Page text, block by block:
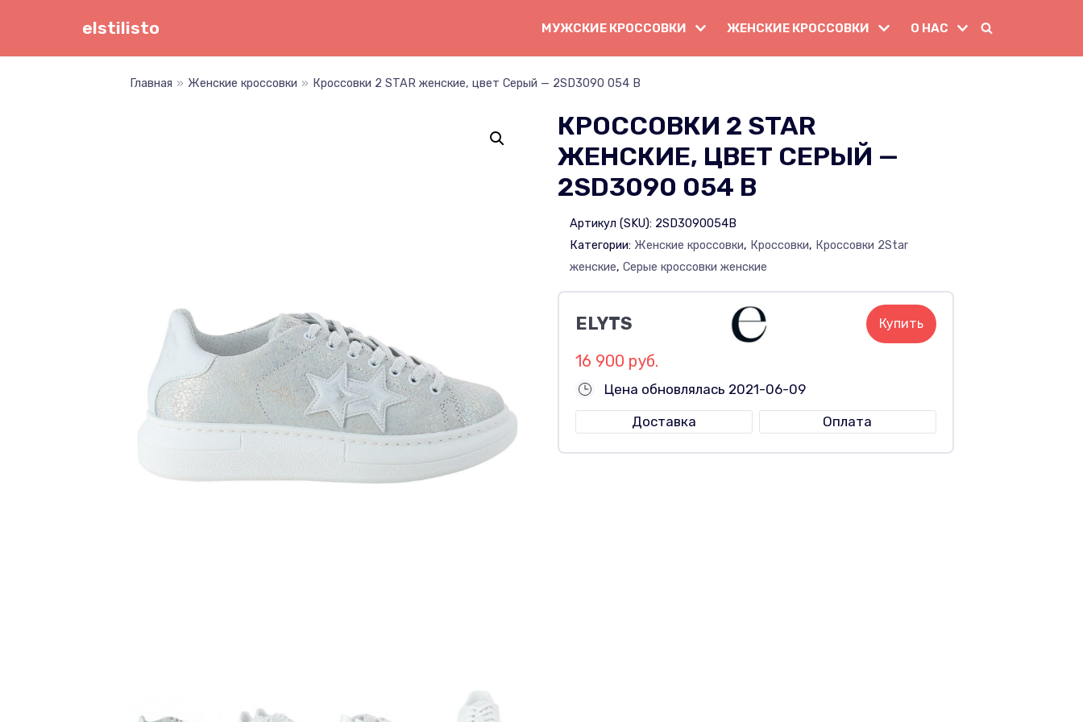
elstilisto МУЖСКИЕ КРОССОВКИ ЖЕНСКИЕ КРОССОВКИ О НАС
Главная » Женские кроссовки » Кроссовки 2 STAR женские, цвет Серый — 2SD3090 054 B
КРОССОВКИ 2 STAR
ЖЕНСКИЕ, ЦВЕТ СЕРЫЙ —
2SD3090 054 B
Артикул (SKU): 2SD3090054B
Категории: Женские кроссовки, Кроссовки, Кроссовки 2Star
женские,Серые кроссовки женские
ELYTS Купить
16 900 руб.
Цена обновлялась 2021-06-09
Доставка
Оплата